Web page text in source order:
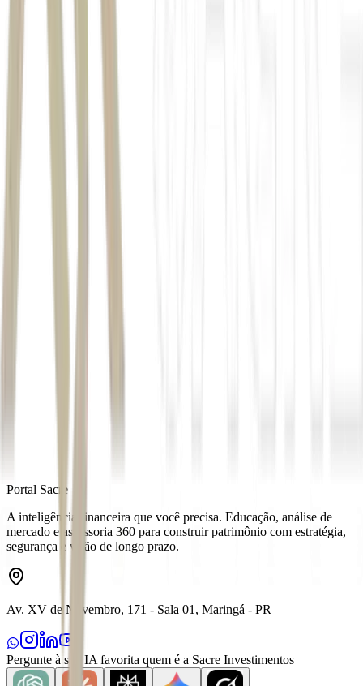
Portal Sacre
A inteligência financeira que você precisa. Educação, análise de
mercado e assessoria 360 para construir patrimônio com estratégia,
segurança e visão de longo prazo.
Av. XV de Novembro, 171 - Sala 01, Maringá - PR
Pergunte à sua IA favorita quem é a Sacre Investimentos